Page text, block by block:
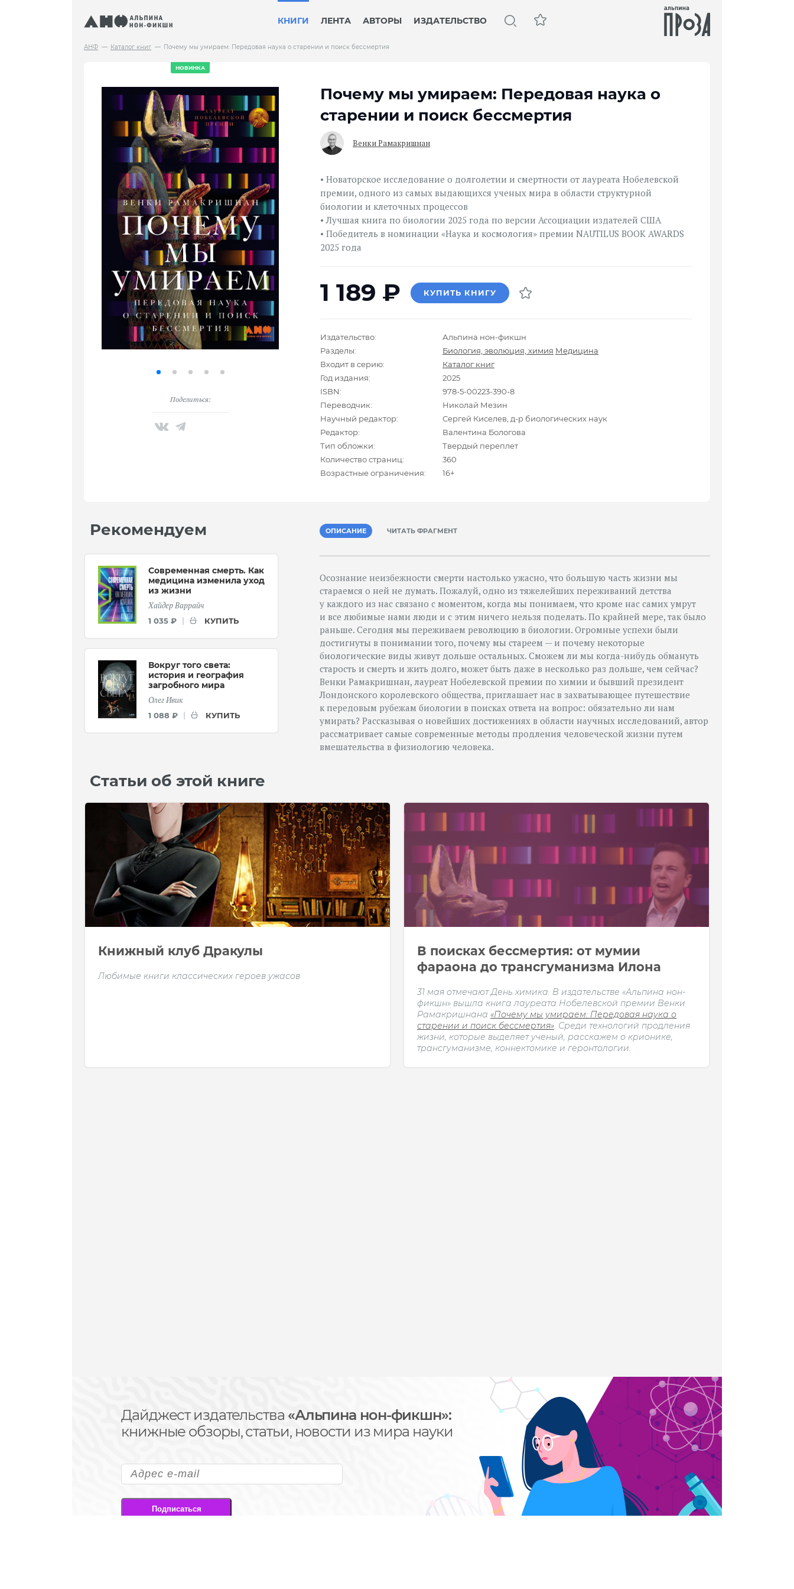
КНИГИ ЛЕНТА АВТОРЫ ИЗДАТЕЛЬСТВО
АНФ Каталог книг Почему мы умираем: Передовая наука о старении и поиск бессмертия
НОВИНКА
Поделиться:
Почему мы умираем: Передовая наука о
старении и поиск бессмертия
Венки Рамакришнан
• Новаторское исследование о долголетии и смертности от лауреата Нобелевской
премии, одного из самых выдающихся ученых мира в области структурной
биологии и клеточных процессов
• Лучшая книга по биологии 2025 года по версии Ассоциации издателей США
• Победитель в номинации «Наука и космология» премии NAUTILUS BOOK AWARDS
2025 года
1 189 ₽ КУПИТЬ КНИГУ
Издательство:
Альпина нон-фикшн
Разделы:
Биология, эволюция, химия Медицина
Входит в серию:
Каталог книг
Год издания:
2025
ISBN:
978-5-00223-390-8
Переводчик:
Николай Мезин
Научный редактор:
Сергей Киселев, д-р биологических наук
Редактор:
Валентина Бологова
Тип обложки:
Твердый переплет
Количество страниц:
360
Возрастные ограничения:
16+
Рекомендуем
Современная смерть. Как
медицина изменила уход
из жизни
Хайдер Варрайч
1 035 ₽ КУПИТЬ
Вокруг того света:
история и география
загробного мира
Олег Ивик
1 088 ₽ КУПИТЬ
ОПИСАНИЕ ЧИТАТЬ ФРАГМЕНТ
Осознание неизбежности смерти настолько ужасно, что большую часть жизни мы
стараемся о ней не думать. Пожалуй, одно из тяжелейших переживаний детства
у каждого из нас связано с моментом, когда мы понимаем, что кроме нас самих умрут
и все любимые нами люди и с этим ничего нельзя поделать. По крайней мере, так было
раньше. Сегодня мы переживаем революцию в биологии. Огромные успехи были
достигнуты в понимании того, почему мы стареем — и почему некоторые
биологические виды живут дольше остальных. Сможем ли мы когда-­нибудь обмануть
старость и смерть и жить долго, может быть даже в несколько раз дольше, чем сейчас?
Венки Рамакришнан, лауреат Нобелевской премии по химии и бывший президент
Лондонского королевского общества, приглашает нас в захватывающее путешествие
к передовым рубежам биологии в поисках ответа на вопрос: обязательно ли нам
умирать? Рассказывая о новейших достижениях в области научных исследований, автор
рассматривает самые современные методы продления человеческой жизни путем
вмешательства в физиологию человека.
Статьи об этой книге
Книжный клуб Дракулы
Любимые книги классических героев ужасов
В поисках бессмертия: от мумии
фараона до трансгуманизма Илона
31 мая отмечают День химика. В издательстве «Альпина нон-
фикшн» вышла книга лауреата Нобелевской премии Венки
Рамакришнана «Почему мы умираем: Передовая наука о
старении и поиск бессмертия». Среди технологий продления
жизни, которые выделяет ученый, расскажем о крионике,
трансгуманизме, коннектомике и геронтологии.
Дайджест издательства «Альпина нон-фикшн»:
книжные обзоры, статьи, новости из мира науки
Подписаться